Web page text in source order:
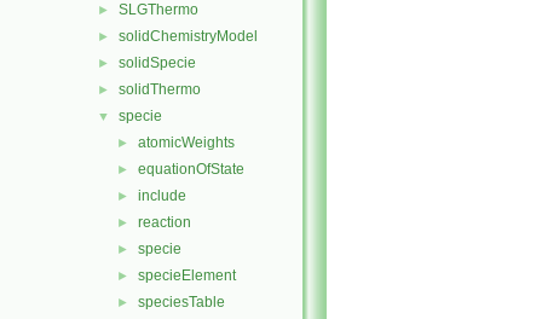
► SLGThermo
► solidChemistryModel
► solidSpecie
► solidThermo
▼ specie
► atomicWeights
► equationOfState
► include
► reaction
► specie
► specieElement
► speciesTable